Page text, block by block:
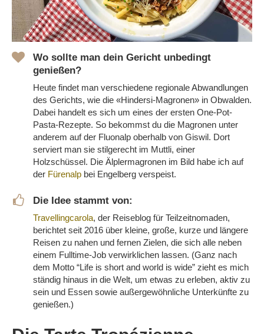
Wo sollte man dein Gericht unbedingt
genießen?
Heute findet man verschiedene regionale Abwandlungen
des Gerichts, wie die «Hindersi-Magronen» in Obwalden.
Dabei handelt es sich um eines der ersten One-Pot-
Pasta-Rezepte. So bekommst du die Magronen unter
anderem auf der Fluonalp oberhalb von Giswil. Dort
serviert man sie stilgerecht im Muttli, einer
Holzschüssel. Die Älplermagronen im Bild habe ich auf
der Fürenalp bei Engelberg verspeist.
Die Idee stammt von:
Travellingcarola, der Reiseblog für Teilzeitnomaden,
berichtet seit 2016 über kleine, große, kurze und längere
Reisen zu nahen und fernen Zielen, die sich alle neben
einem Fulltime-Job verwirklichen lassen. (Ganz nach
dem Motto “Life is short and world is wide” zieht es mich
ständig hinaus in die Welt, um etwas zu erleben, aktiv zu
sein und Essen sowie außergewöhnliche Unterkünfte zu
genießen.)